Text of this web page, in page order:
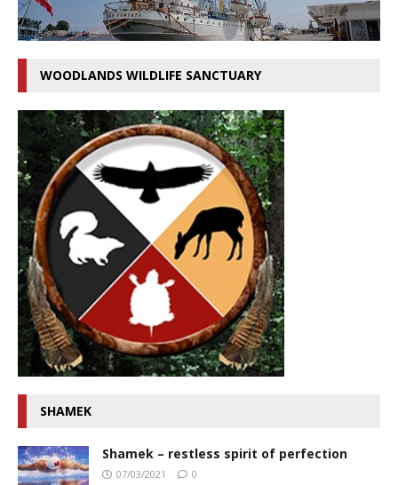
WOODLANDS WILDLIFE SANCTUARY
SHAMEK
Shamek – restless spirit of perfection
07/03/2021 0